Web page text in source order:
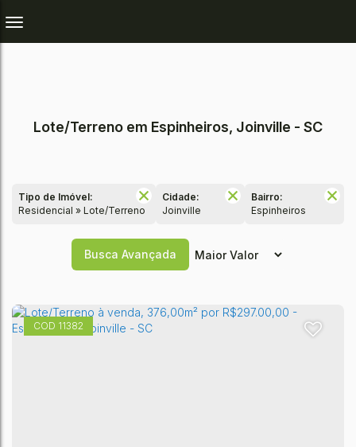
Lote/Terreno em Espinheiros, Joinville - SC
Tipo de Imóvel:
Residencial » Lote/Terreno
Cidade:
Joinville
Bairro:
Espinheiros
Busca Avançada
11382